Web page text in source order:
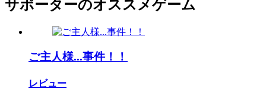
サポーターのオススメゲーム
ご主人様...事件！！
レビュー